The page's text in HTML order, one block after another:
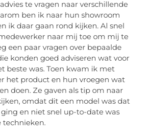
te vragen naar verschillende
ben ik naar hun showroom
ik daar gaan rond kijken. Al snel
naar mij toe om mij te
een paar vragen over bepaalde
konden goed adviseren wat voor
beste was. Toen kwam ik met
het product en hun vroegen wat
doen. Ze gaven als tip om naar
omdat dit een model was dat
en niet snel up-to-date was
technieken.